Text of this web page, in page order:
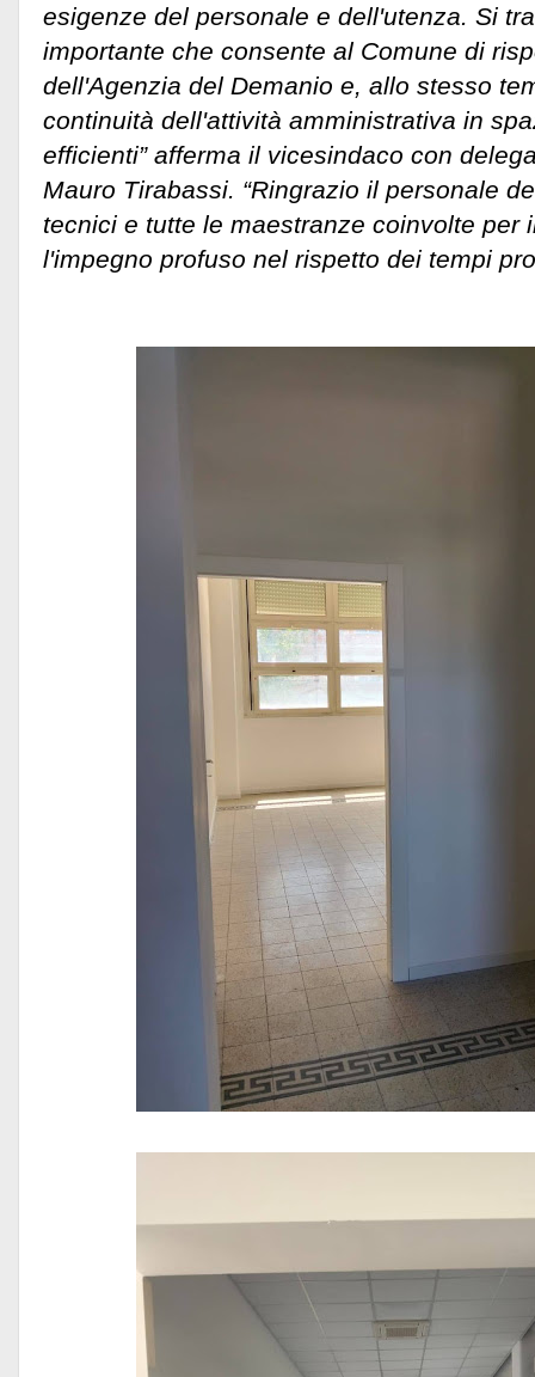
esigenze del personale e dell'utenza. Si
importante che consente al Comune di
dell'Agenzia del Demanio e, allo stesso
continuità dell'attività amministrativa in
efficienti” afferma il vicesindaco con
Mauro Tirabassi. “Ringrazio il personale
tecnici e tutte le maestranze coinvolte per
l'impegno profuso nel rispetto dei tempi